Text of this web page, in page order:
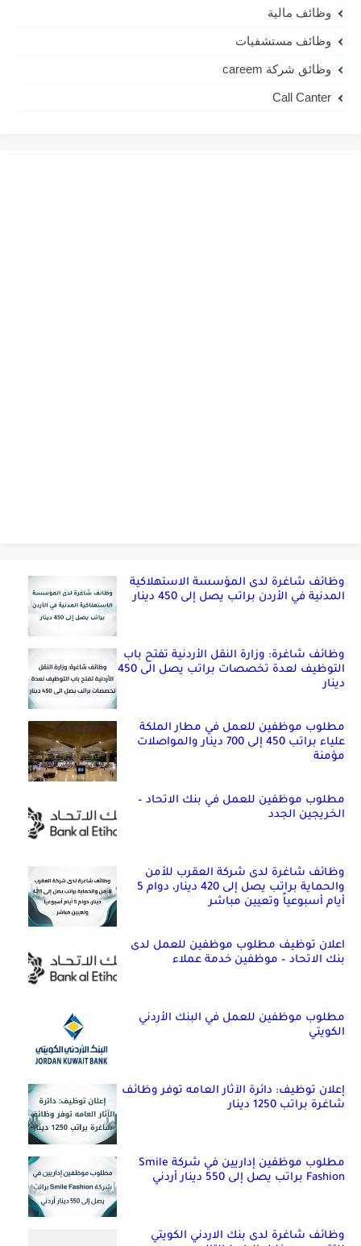
وظائف مالية
وظائف مستشفيات
وظائق شركة careem
Call Canter
وظائف شاغرة لدى المؤسسة الاستهلاكية
المدنية في الأردن براتب يصل إلى 450 دينار
وظائف شاغرة: وزارة النقل الأردنية تفتح باب
التوظيف لعدة تخصصات براتب يصل الى 450
دينار
مطلوب موظفين للعمل في مطار الملكة
علياء براتب 450 إلى 700 دينار والمواصلات
مؤمنة
مطلوب موظفين للعمل في بنك الاتحاد –
الخريجين الجدد
وظائف شاغرة لدى شركة العقرب للأمن
والحماية براتب يصل إلى 420 دينار، دوام 5
أيام أسبوعياً وتعيين مباشر
اعلان توظيف مطلوب موظفين للعمل لدى
بنك الاتحاد – موظفين خدمة عملاء
مطلوب موظفين للعمل في البنك الأردني
الكويتي
إعلان توظيف: دائرة الآثار العامه توفر وظائف
شاغرة براتب 1250 دينار
مطلوب موظفين إداريين في شركة Smile
Fashion براتب يصل إلى 550 دينار أردني
وظائف شاغرة لدى بنك الاردني الكويتي